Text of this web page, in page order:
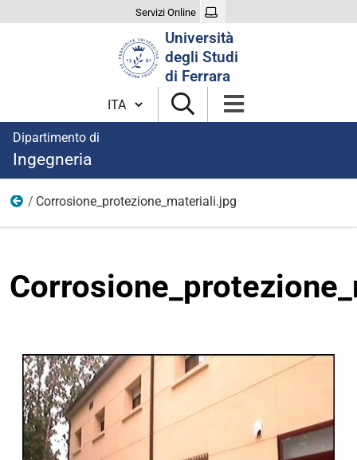
Servizi Online
Università
degli Studi
di Ferrara
Cambia lingua
Dipartimento di
Ingegneria
Immagini aree di ricerca
Corrosione_protezione_materiali.jpg